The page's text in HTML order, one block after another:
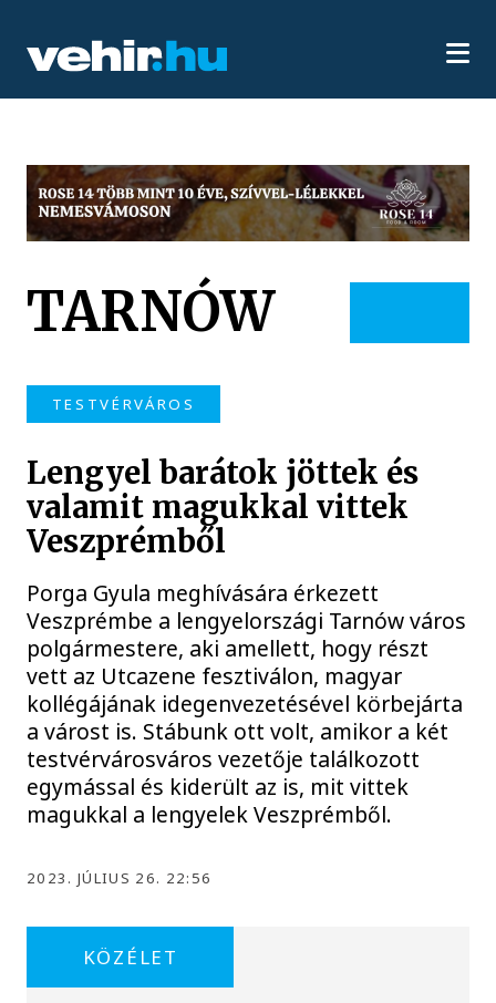
TARNÓW
TESTVÉRVÁROS
Lengyel barátok jöttek és
valamit magukkal vittek
Veszprémből
Porga Gyula meghívására érkezett
Veszprémbe a lengyelországi Tarnów város
polgármestere, aki amellett, hogy részt
vett az Utcazene fesztiválon, magyar
kollégájának idegenvezetésével körbejárta
a várost is. Stábunk ott volt, amikor a két
testvérvárosváros vezetője találkozott
egymással és kiderült az is, mit vittek
magukkal a lengyelek Veszprémből.
2023. JÚLIUS 26. 22:56
KÖZÉLET